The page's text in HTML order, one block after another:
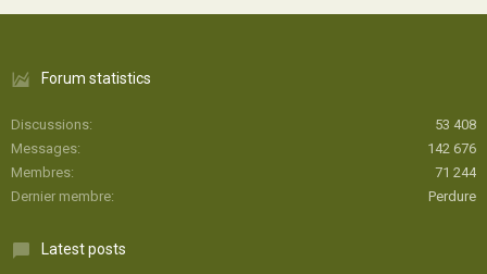
Forum statistics
Discussions
53 408
Messages
142 676
Membres
71 244
Dernier membre
Perdure
Latest posts